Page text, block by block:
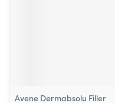
Avene Dermabsolu Filler